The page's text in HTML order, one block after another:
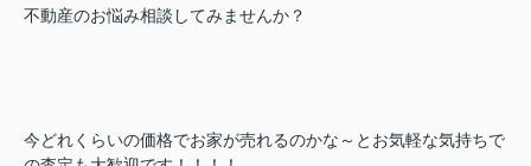
不動産のお悩み相談してみませんか？
今どれくらいの価格でお家が売れるのかな～とお気軽な気持ちで